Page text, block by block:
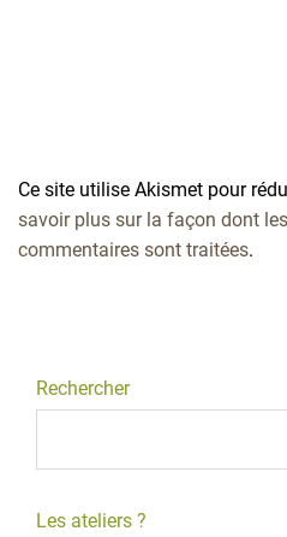
Ce site utilise Akismet pour
savoir plus sur la façon dont
commentaires sont traitées.
Rechercher
Les ateliers ?